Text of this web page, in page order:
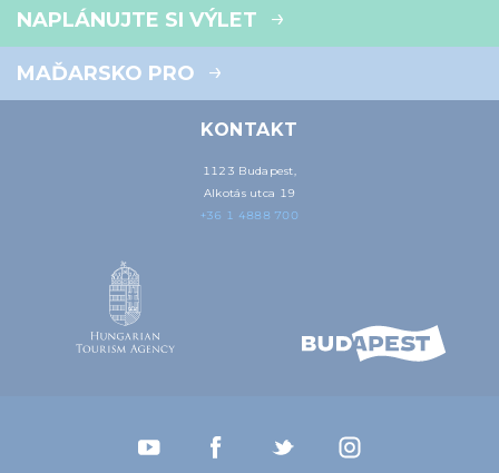
NAPLÁNUJTE SI VÝLET
MAĎARSKO PRO
KONTAKT
1123 Budapest,
Alkotás utca 19
+36 1 4888 700